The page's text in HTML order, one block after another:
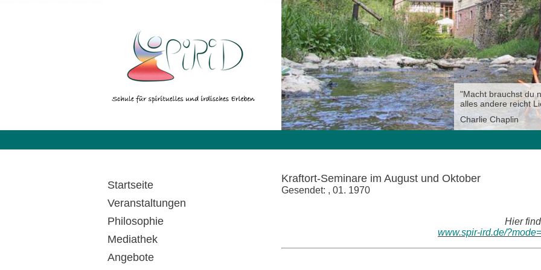
"Macht brauchst du
alles andere reicht
Charlie Chaplin
Startseite
Veranstaltungen
Philosophie
Mediathek
Angebote
Kraftort-Seminare im August und Oktober
Gesendet: , 01. 1970
Hier
www.spir-ird.de/